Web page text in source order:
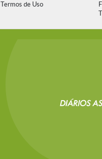
Termos de Uso